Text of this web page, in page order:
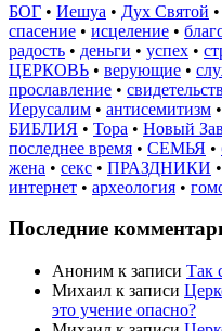
БОГ • Иешуа • Дух Святой •
спасение • исцеление •
радость • деньги • успех •
ЦЕРКОВЬ • верующие •
прославление •
Иерусалим • антисемитизм •
БИБЛИЯ • Тора • Новый
последнее время • СЕМЬЯ •
жена • секс • ПРАЗДНИКИ •
интернет • археология •
Последние
Аноним к записи Так
Михаил к записи
это учение опасно?